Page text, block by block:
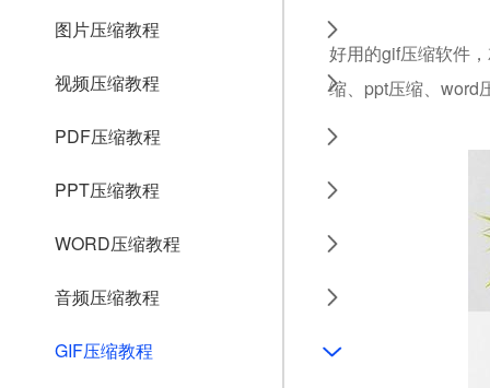
图片压缩教程
视频压缩教程
PDF压缩教程
PPT压缩教程
WORD压缩教程
音频压缩教程
GIF压缩教程
好用的gif压缩软件
缩、ppt压缩、word